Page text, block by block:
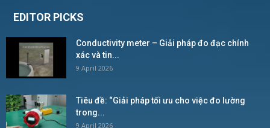
EDITOR PICKS
Conductivity meter – Giải pháp đo đạc chính
xác và tin...
9 April 2026
Tiêu đề: “Giải pháp tối ưu cho việc đo lường
trong...
9 April 2026